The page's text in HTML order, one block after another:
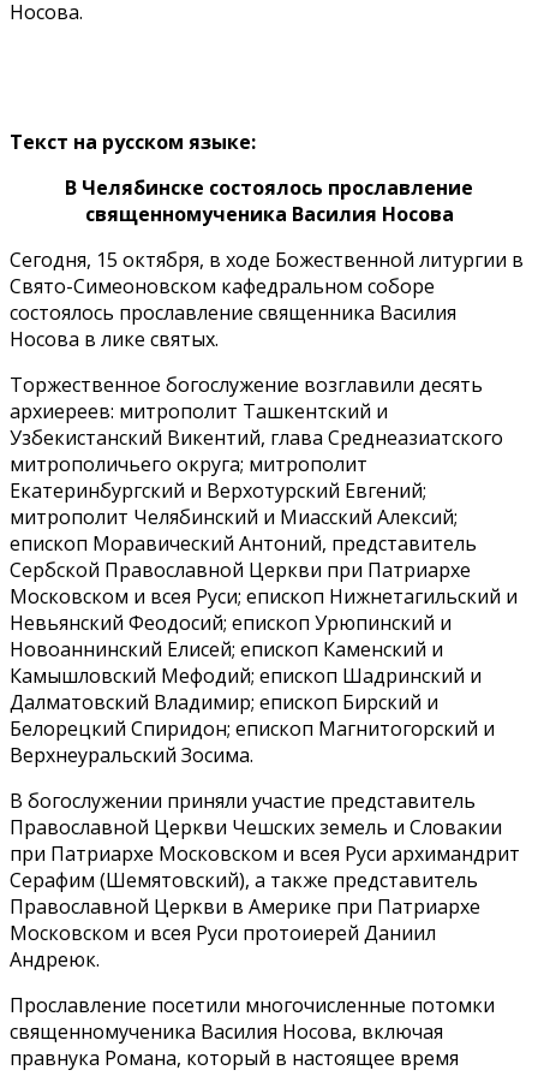
Носова.
Текст на русском языке:
В Челябинске состоялось прославление
священномученика Василия Носова
Сегодня, 15 октября, в ходе Божественной литургии в
Свято-Симеоновском кафедральном соборе
состоялось прославление священника Василия
Носова в лике святых.
Торжественное богослужение возглавили десять
архиереев: митрополит Ташкентский и
Узбекистанский Викентий, глава Среднеазиатского
митрополичьего округа; митрополит
Екатеринбургский и Верхотурский Евгений;
митрополит Челябинский и Миасский Алексий;
епископ Моравический Антоний, представитель
Сербской Православной Церкви при Патриархе
Московском и всея Руси; епископ Нижнетагильский и
Невьянский Феодосий; епископ Урюпинский и
Новоаннинский Елисей; епископ Каменский и
Камышловский Мефодий; епископ Шадринский и
Далматовский Владимир; епископ Бирский и
Белорецкий Спиридон; епископ Магнитогорский и
Верхнеуральский Зосима.
В богослужении приняли участие представитель
Православной Церкви Чешских земель и Словакии
при Патриархе Московском и всея Руси архимандрит
Серафим (Шемятовский), а также представитель
Православной Церкви в Америке при Патриархе
Московском и всея Руси протоиерей Даниил
Андреюк.
Прославление посетили многочисленные потомки
священномученика Василия Носова, включая
правнука Романа, который в настоящее время